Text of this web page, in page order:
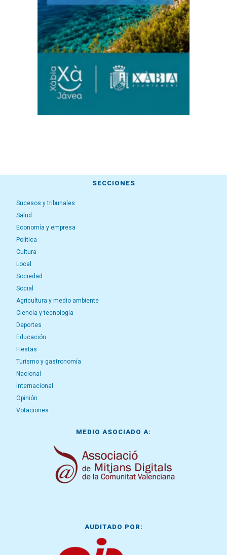
SECCIONES
Sucesos y tribunales
Salud
Economía y empresa
Política
Cultura
Local
Sociedad
Social
Agricultura y medio ambiente
Ciencia y tecnología
Deportes
Educación
Fiestas
Turismo y gastronomía
Nacional
Internacional
Opinión
Votaciones
MEDIO ASOCIADO A:
AUDITADO POR: